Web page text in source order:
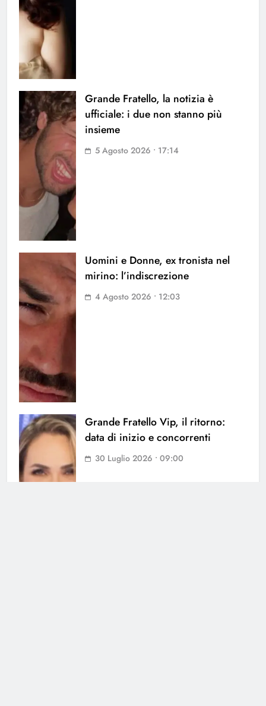
Grande Fratello, la notizia è
ufficiale: i due non stanno più
insieme
5 Agosto 2026 • 17:14
Uomini e Donne, ex tronista nel
mirino: l’indiscrezione
4 Agosto 2026 • 12:03
Grande Fratello Vip, il ritorno:
data di inizio e concorrenti
30 Luglio 2026 • 09:00